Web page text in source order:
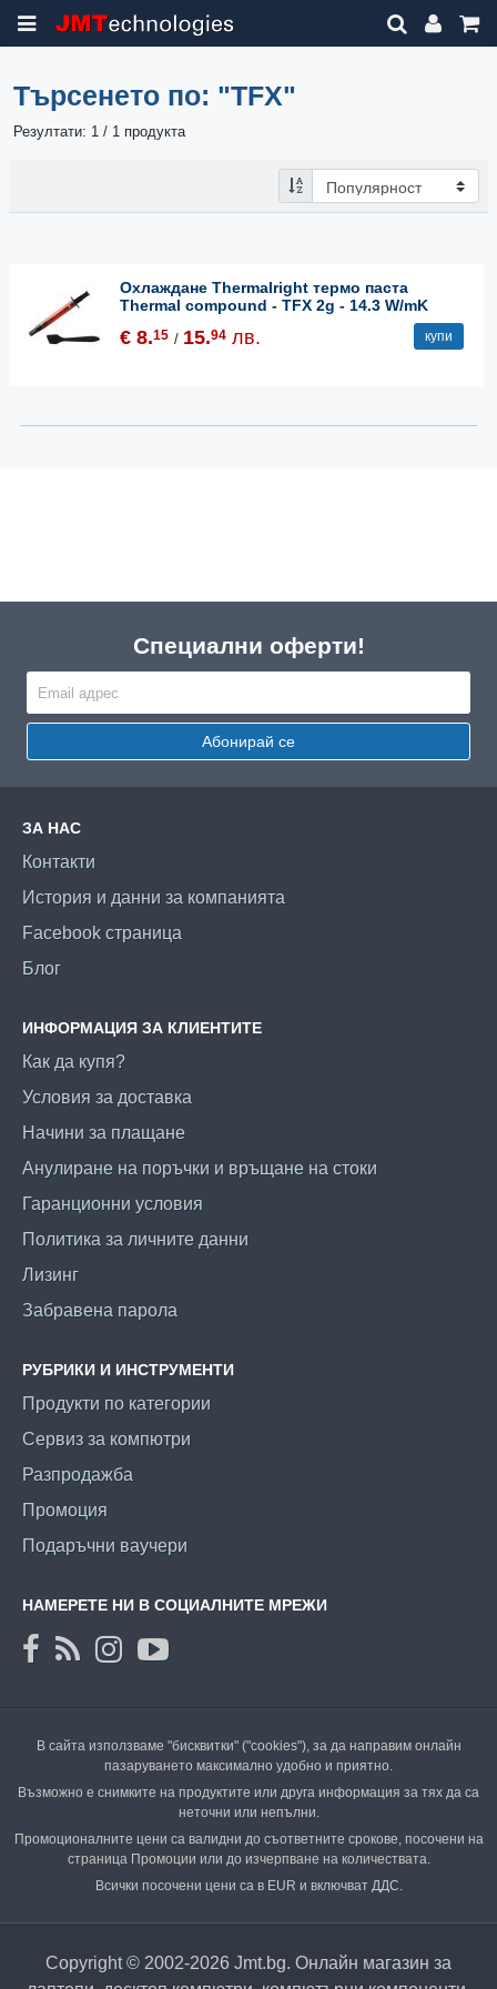
Търсенето по: "TFX"
Резултати: 1 / 1 продукта
Охлаждане Thermalright термо паста
Thermal compound - TFX 2g - 14.3 W/mK
€ 8.15 / 15.94 лв. купи
Специални оферти!
Абонирай се
ЗА НАС
Контакти
История и данни за компанията
Facebook страница
Блог
ИНФОРМАЦИЯ ЗА КЛИЕНТИТЕ
Как да купя?
Условия за доставка
Начини за плащане
Анулиране на поръчки и връщане на стоки
Гаранционни условия
Политика за личните данни
Лизинг
Забравена парола
РУБРИКИ И ИНСТРУМЕНТИ
Продукти по категории
Сервиз за компютри
Разпродажба
Промоция
Подаръчни ваучери
НАМЕРЕТЕ НИ В СОЦИАЛНИТЕ МРЕЖИ
В сайта използваме "бисквитки" ("cookies"), за да направим онлайн
пазаруването максимално удобно и приятно.
Възможно е снимките на продуктите или друга информация за тях да са
неточни или непълни.
Промоционалните цени са валидни до съответните срокове, посочени на
страница Промоции или до изчерпване на количествата.
Всички посочени цени са в EUR и включват ДДС.
Copyright © 2002-2026 Jmt.bg. Онлайн магазин за